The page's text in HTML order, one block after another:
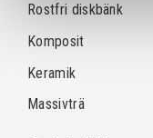
Rostfri diskbänk
Komposit
Keramik
Massivträ